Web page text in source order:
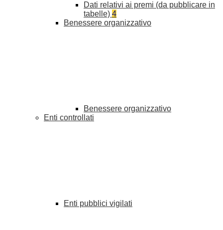
Dati relativi ai premi (da pubblicare in
tabelle) 4
Benessere organizzativo
Benessere organizzativo
Enti controllati
Enti pubblici vigilati